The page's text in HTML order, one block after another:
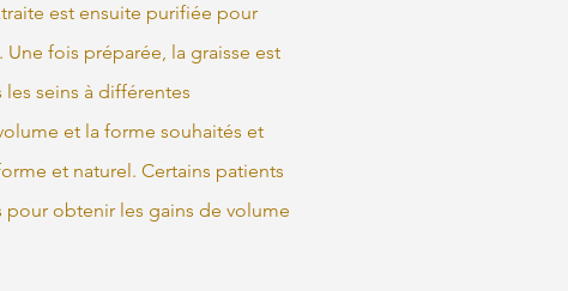
est ensuite purifiée pour
fois préparée, la graisse est
seins à différentes
et la forme souhaités et
et naturel. Certains patients
pour obtenir les gains de volume